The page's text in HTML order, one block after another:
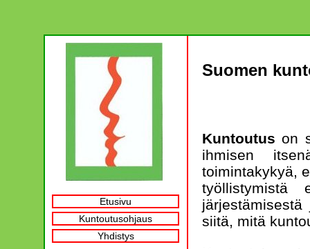
Etusivu
Kuntoutusohjaus
Yhdistys
Suomen
Kuntoutus on
ihmisen
toimintakykyä,
työllistymistä
siitä, mitä